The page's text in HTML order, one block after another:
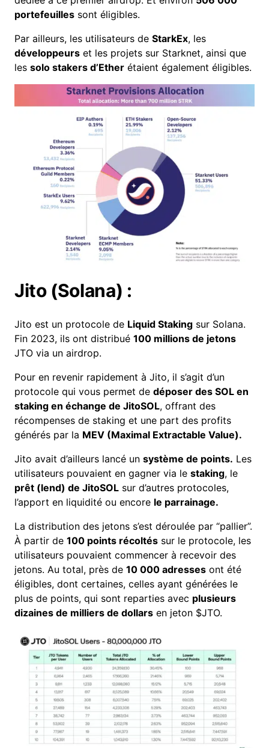
portefeuilles sont éligibles.
Par ailleurs, les utilisateurs de StarkEx, les
développeurs et les projets sur Starknet, ainsi que
les solo stakers d’Ether étaient également éligibles.
Jito (Solana) :
Jito est un protocole de Liquid Staking sur Solana.
Fin 2023, ils ont distribué 100 millions de jetons
JTO via un airdrop.
Pour en revenir rapidement à Jito, il s’agit d’un
protocole qui vous permet de déposer des SOL en
staking en échange de JitoSOL, offrant des
récompenses de staking et une part des profits
générés par la MEV (Maximal Extractable Value).
Jito avait d’ailleurs lancé un système de points. Les
utilisateurs pouvaient en gagner via le staking, le
prêt (lend) de JitoSOL sur d’autres protocoles,
l’apport en liquidité ou encore le parrainage.
La distribution des jetons s’est déroulée par “pallier”.
À partir de 100 points récoltés sur le protocole, les
utilisateurs pouvaient commencer à recevoir des
jetons. Au total, près de 10 000 adresses ont été
éligibles, dont certaines, celles ayant générées le
plus de points, qui sont reparties avec plusieurs
dizaines de milliers de dollars en jeton $JTO.